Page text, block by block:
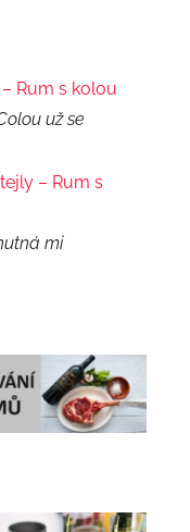
Rum s kolou
už se
– Rum s
mi